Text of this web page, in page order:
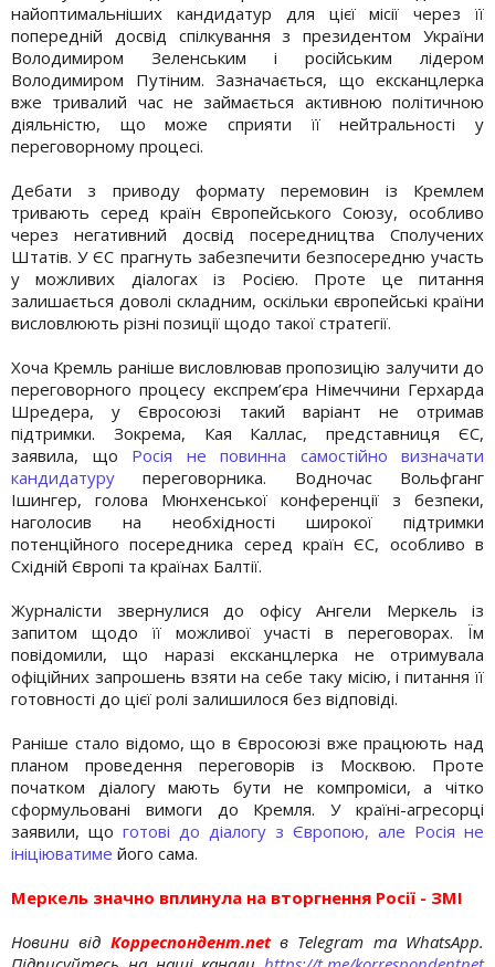
найоптимальніших кандидатур для цієї місії через її
попередній досвід спілкування з президентом України
Володимиром Зеленським і російським лідером
Володимиром Путіним. Зазначається, що ексканцлерка
вже тривалий час не займається активною політичною
діяльністю, що може сприяти її нейтральності у
переговорному процесі.
Дебати з приводу формату перемовин із Кремлем
тривають серед країн Європейського Союзу, особливо
через негативний досвід посередництва Сполучених
Штатів. У ЄС прагнуть забезпечити безпосередню участь
у можливих діалогах із Росією. Проте це питання
залишається доволі складним, оскільки європейські країни
висловлюють різні позиції щодо такої стратегії.
Хоча Кремль раніше висловлював пропозицію залучити до
переговорного процесу експрем’єра Німеччини Герхарда
Шредера, у Євросоюзі такий варіант не отримав
підтримки. Зокрема, Кая Каллас, представниця ЄС,
заявила, що Росія не повинна самостійно визначати
кандидатуру переговорника. Водночас Вольфганг
Ішингер, голова Мюнхенської конференції з безпеки,
наголосив на необхідності широкої підтримки
потенційного посередника серед країн ЄС, особливо в
Східній Європі та країнах Балтії.
Журналісти звернулися до офісу Ангели Меркель із
запитом щодо її можливої участі в переговорах. Їм
повідомили, що наразі ексканцлерка не отримувала
офіційних запрошень взяти на себе таку місію, і питання її
готовності до цієї ролі залишилося без відповіді.
Раніше стало відомо, що в Євросоюзі вже працюють над
планом проведення переговорів із Москвою. Проте
початком діалогу мають бути не компроміси, а чітко
сформульовані вимоги до Кремля. У країні-агресорці
заявили, що готові до діалогу з Європою, але Росія не
ініціюватиме його сама.
Меркель значно вплинула на вторгнення Росії - ЗМІ
Новини від Корреспондент.netв Telegram та WhatsApp.